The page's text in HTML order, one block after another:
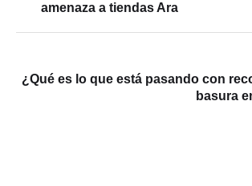
amenaza a tiendas Ara
¿Qué es lo que está pasando con
basura